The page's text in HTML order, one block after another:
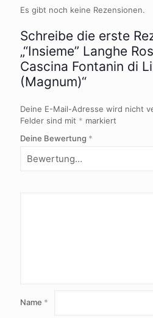
Es gibt noch keine Rezensionen.
Schreibe die erste
„“Insieme” Langhe
Cascina Fontanin di
(Magnum)“
Deine E-Mail-Adresse wird nicht
Felder sind mit * markiert
Deine Bewertung *
Name *